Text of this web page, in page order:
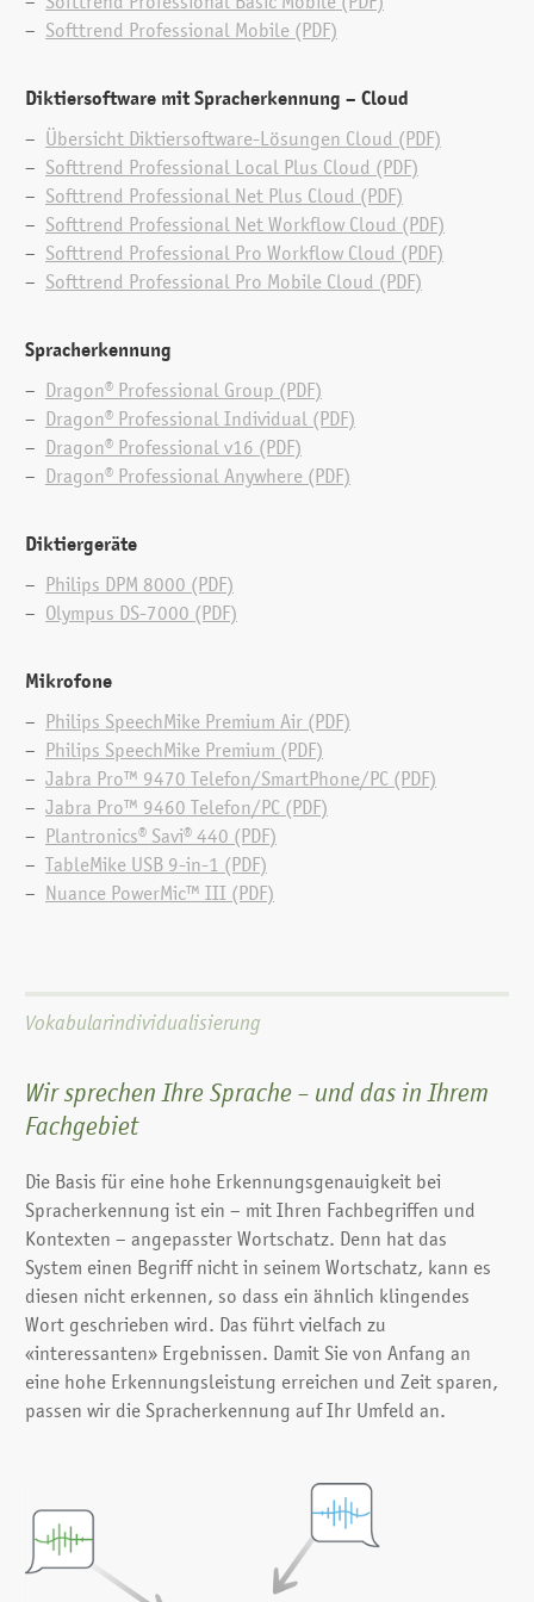
Dragon® Professional Net Plus
Arbeitsplätzen und delegierter Korrektur:
Diktat via Diktiergerät, Umsetzung mit
Spracherkennung und Weiterverarbeitung im
Sekretariat. Diktat mit Spracherkennung an mehreren
Arbeitsplätzen und delegierter Korrektur:
Diktat ohne Spracherkennung, manuelle
Softtrend Professional Mobile (PDF)
Diktiersoftware mit Sprach­erkennung – Cloud
Übersicht Diktiersoftware-Lösungen Cloud (PDF)
Softtrend Professional Local Plus Cloud (PDF)
Softtrend Professional Net Plus Cloud (PDF)
Softtrend Professional Net Workflow Cloud (PDF)
Softtrend Professional Pro Workflow Cloud (PDF)
Softtrend Professional Pro Mobile Cloud (PDF)
Spracherkennung
Dragon® Professional Group (PDF)
Dragon® Professional Individual (PDF)
Dragon® Professional v16 (PDF)
Dragon® Professional Anywhere (PDF)
Diktiergeräte
Philips DPM 8000 (PDF)
Olympus DS-7000 (PDF)
Mikrofone
Philips SpeechMike Premium Air (PDF)
Philips SpeechMike Premium (PDF)
Jabra Pro™ 9470 Telefon/SmartPhone/PC (PDF)
Jabra Pro™ 9460 Telefon/PC (PDF)
Plantronics® Savi® 440 (PDF)
TableMike USB 9-in-1 (PDF)
Nuance PowerMic™ III (PDF)
Vokabularindividuali­sierung
Wir sprechen Ihre Sprache – und das in Ihrem
Fachgebiet
Die Basis für eine hohe Erkennungsgenauigkeit bei
Spracherkennung ist ein – mit Ihren Fachbegriffen und
Kontexten – angepasster Wortschatz. Denn hat das
System einen Begriff nicht in seinem Wortschatz, kann es
diesen nicht erkennen, so dass ein ähnlich klingendes
Wort geschrieben wird. Das führt vielfach zu
«interessanten» Ergebnissen. Damit Sie von Anfang an
eine hohe Erkennungsleistung erreichen und Zeit sparen,
passen wir die Spracherkennung auf Ihr Umfeld an.